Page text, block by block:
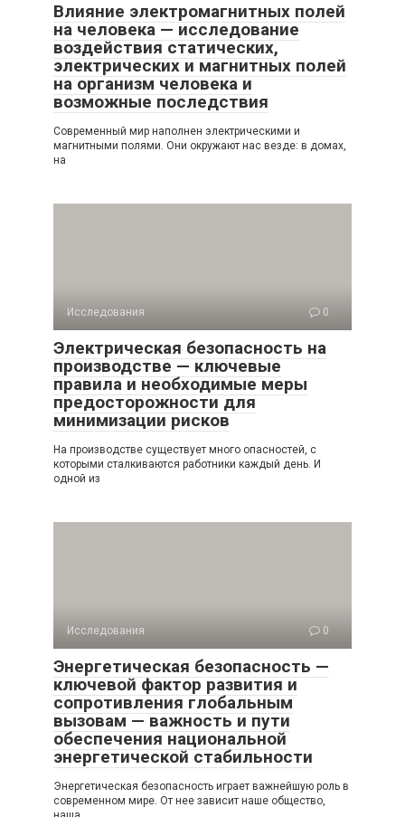
Влияние электромагнитных полей
на человека — исследование
воздействия статических,
электрических и магнитных полей
на организм человека и
возможные последствия
Современный мир наполнен электрическими и
магнитными полями. Они окружают нас везде: в домах,
на
Исследования 0
Электрическая безопасность на
производстве — ключевые
правила и необходимые меры
предосторожности для
минимизации рисков
На производстве существует много опасностей, с
которыми сталкиваются работники каждый день. И
одной из
Исследования 0
Энергетическая безопасность —
ключевой фактор развития и
сопротивления глобальным
вызовам — важность и пути
обеспечения национальной
энергетической стабильности
Энергетическая безопасность играет важнейшую роль в
современном мире. От нее зависит наше общество,